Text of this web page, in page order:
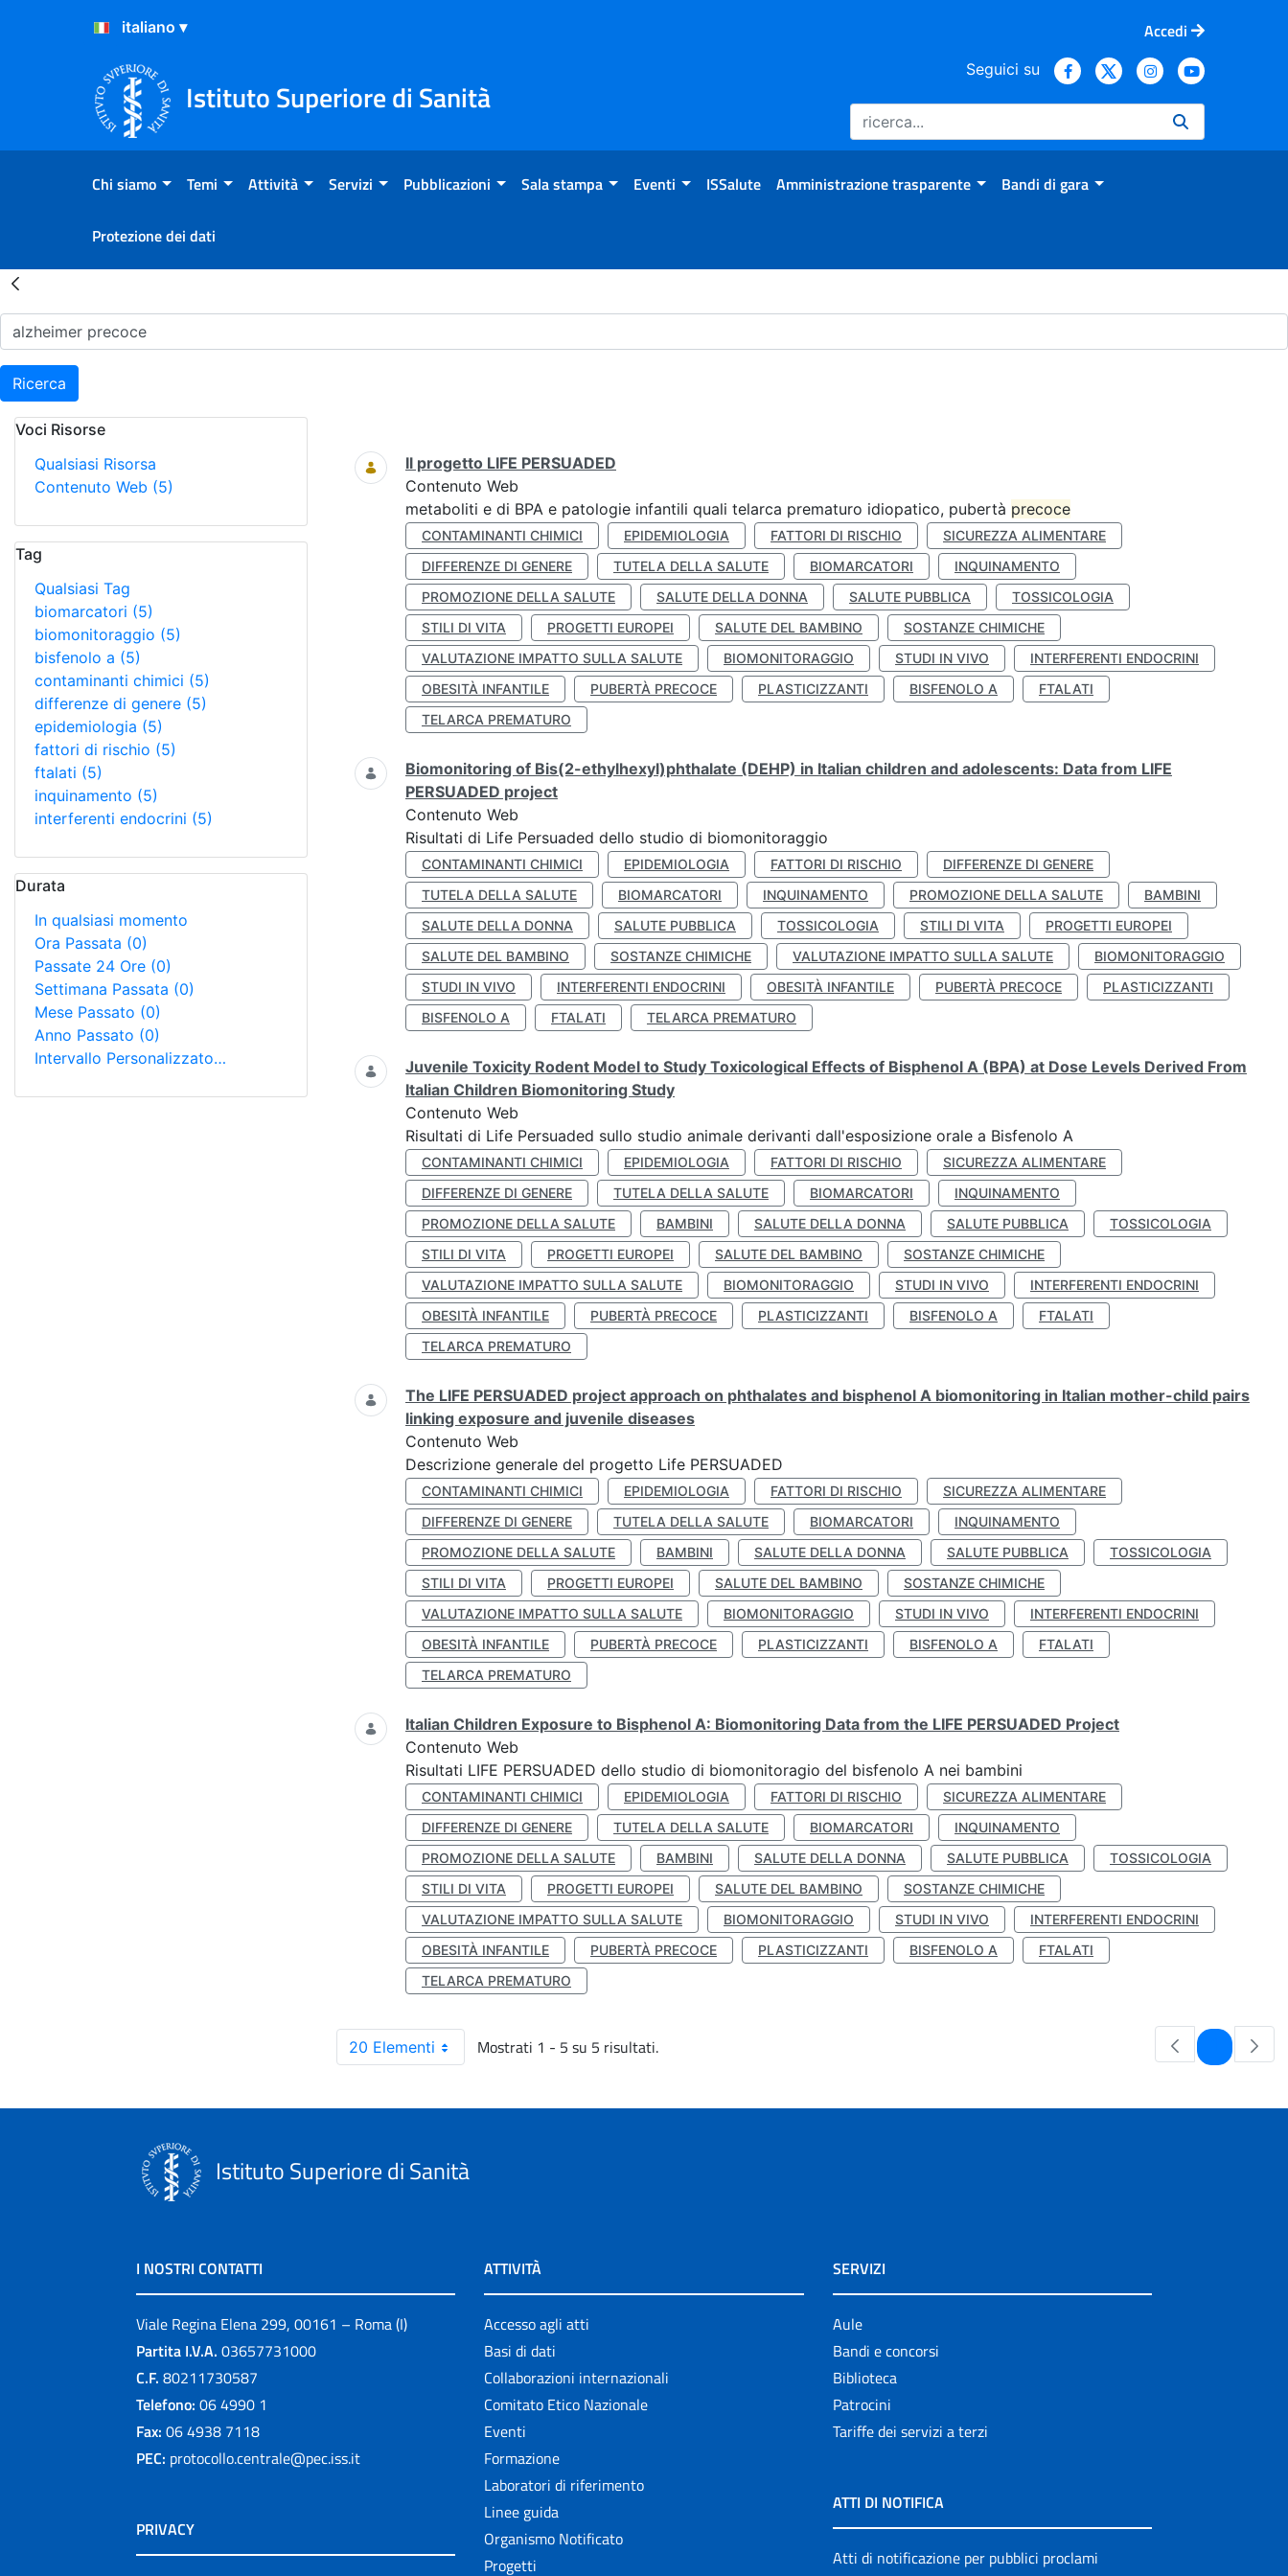
Salta al Contenuto
Salta al Footer
Accedi
Istituto Superiore di Sanità
Seguici su
Chi siamo Temi Attività Servizi Pubblicazioni Sala stampa Eventi ISSalute Amministrazione trasparente Bandi di gara
Protezione dei dati
Risultati della Ricerca - Home
Ricerca
Voci Risorse
Qualsiasi Risorsa
Contenuto Web (5)
Tag
Qualsiasi Tag
biomarcatori (5)
biomonitoraggio (5)
bisfenolo a (5)
contaminanti chimici (5)
differenze di genere (5)
epidemiologia (5)
fattori di rischio (5)
ftalati (5)
inquinamento (5)
interferenti endocrini (5)
Durata
In qualsiasi momento
Ora Passata (0)
Passate 24 Ore (0)
Settimana Passata (0)
Mese Passato (0)
Anno Passato (0)
Intervallo Personalizzato…
Ricerca
Il progetto LIFE PERSUADED
Contenuto Web
metaboliti e di BPA e patologie infantili quali telarca prematuro idiopatico, pubertà precoce
CONTAMINANTI CHIMICI EPIDEMIOLOGIA FATTORI DI RISCHIO
SICUREZZA ALIMENTARE
DIFFERENZE DI GENERE
TUTELA DELLA SALUTE BIOMARCATORI
INQUINAMENTO
PROMOZIONE DELLA SALUTE
SALUTE DELLA DONNA SALUTE PUBBLICA
TOSSICOLOGIA
STILI DI VITA
PROGETTI EUROPEI SALUTE DEL BAMBINO
SOSTANZE CHIMICHE
VALUTAZIONE IMPATTO SULLA SALUTE
BIOMONITORAGGIO STUDI IN VIVO
INTERFERENTI ENDOCRINI
OBESITÀ INFANTILE
PUBERTÀ PRECOCE PLASTICIZZANTI BISFENOLO A
FTALATI
TELARCA PREMATURO
Biomonitoring of Bis(2-ethylhexyl)phthalate (DEHP) in Italian children and adolescents: Data from LIFE
PERSUADED project
Contenuto Web
Risultati di Life Persuaded dello studio di biomonitoraggio
CONTAMINANTI CHIMICI EPIDEMIOLOGIA FATTORI DI RISCHIO
DIFFERENZE DI GENERE
TUTELA DELLA SALUTE
BIOMARCATORI INQUINAMENTO PROMOZIONE DELLA SALUTE
BAMBINI
SALUTE DELLA DONNA
SALUTE PUBBLICA TOSSICOLOGIA STILI DI VITA
PROGETTI EUROPEI
SALUTE DEL BAMBINO
SOSTANZE CHIMICHE VALUTAZIONE IMPATTO SULLA SALUTE
BIOMONITORAGGIO
STUDI IN VIVO
INTERFERENTI ENDOCRINI OBESITÀ INFANTILE PUBERTÀ PRECOCE
PLASTICIZZANTI
BISFENOLO A
FTALATI TELARCA PREMATURO
Juvenile Toxicity Rodent Model to Study Toxicological Effects of Bisphenol A (BPA) at Dose Levels Derived From
Italian Children Biomonitoring Study
Contenuto Web
Risultati di Life Persuaded sullo studio animale derivanti dall'esposizione orale a Bisfenolo A
CONTAMINANTI CHIMICI EPIDEMIOLOGIA FATTORI DI RISCHIO
SICUREZZA ALIMENTARE
DIFFERENZE DI GENERE
TUTELA DELLA SALUTE BIOMARCATORI
INQUINAMENTO
PROMOZIONE DELLA SALUTE
BAMBINI SALUTE DELLA DONNA SALUTE PUBBLICA
TOSSICOLOGIA
STILI DI VITA
PROGETTI EUROPEI SALUTE DEL BAMBINO
SOSTANZE CHIMICHE
VALUTAZIONE IMPATTO SULLA SALUTE
BIOMONITORAGGIO STUDI IN VIVO
INTERFERENTI ENDOCRINI
OBESITÀ INFANTILE
PUBERTÀ PRECOCE PLASTICIZZANTI BISFENOLO A
FTALATI
TELARCA PREMATURO
The LIFE PERSUADED project approach on phthalates and bisphenol A biomonitoring in Italian mother-child pairs
linking exposure and juvenile diseases
Contenuto Web
Descrizione generale del progetto Life PERSUADED
CONTAMINANTI CHIMICI EPIDEMIOLOGIA FATTORI DI RISCHIO
SICUREZZA ALIMENTARE
DIFFERENZE DI GENERE
TUTELA DELLA SALUTE BIOMARCATORI
INQUINAMENTO
PROMOZIONE DELLA SALUTE
BAMBINI SALUTE DELLA DONNA SALUTE PUBBLICA
TOSSICOLOGIA
STILI DI VITA
PROGETTI EUROPEI SALUTE DEL BAMBINO
SOSTANZE CHIMICHE
VALUTAZIONE IMPATTO SULLA SALUTE
BIOMONITORAGGIO STUDI IN VIVO
INTERFERENTI ENDOCRINI
OBESITÀ INFANTILE
PUBERTÀ PRECOCE PLASTICIZZANTI BISFENOLO A
FTALATI
TELARCA PREMATURO
Italian Children Exposure to Bisphenol A: Biomonitoring Data from the LIFE PERSUADED Project
Contenuto Web
Risultati LIFE PERSUADED dello studio di biomonitoragio del bisfenolo A nei bambini
CONTAMINANTI CHIMICI EPIDEMIOLOGIA FATTORI DI RISCHIO
SICUREZZA ALIMENTARE
DIFFERENZE DI GENERE
TUTELA DELLA SALUTE BIOMARCATORI
INQUINAMENTO
PROMOZIONE DELLA SALUTE
BAMBINI SALUTE DELLA DONNA SALUTE PUBBLICA
TOSSICOLOGIA
STILI DI VITA
PROGETTI EUROPEI SALUTE DEL BAMBINO
SOSTANZE CHIMICHE
VALUTAZIONE IMPATTO SULLA SALUTE
BIOMONITORAGGIO STUDI IN VIVO
INTERFERENTI ENDOCRINI
OBESITÀ INFANTILE
PUBERTÀ PRECOCE PLASTICIZZANTI BISFENOLO A
FTALATI
TELARCA PREMATURO
20 Elementi Mostrati 1 - 5 su 5 risultati. Pagina
Istituto Superiore di Sanità
I NOSTRI CONTATTI
Viale Regina Elena 299, 00161 – Roma (I)
Partita I.V.A. 03657731000
C.F. 80211730587
Telefono: 06 4990 1
Fax: 06 4938 7118
PEC: protocollo.centrale@pec.iss.it
PRIVACY
ATTIVITÀ
Accesso agli atti
Basi di dati
Collaborazioni internazionali
Comitato Etico Nazionale
Eventi
Formazione
Laboratori di riferimento
Linee guida
Organismo Notificato
Progetti
SERVIZI
Aule
Bandi e concorsi
Biblioteca
Patrocini
Tariffe dei servizi a terzi
ATTI DI NOTIFICA
Atti di notificazione per pubblici proclami